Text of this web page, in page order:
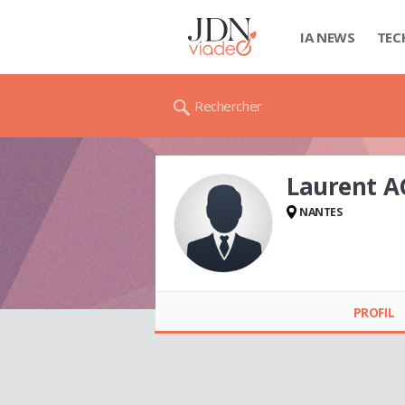
IA NEWS
Rechercher
Laurent
NANTES
PROFIL